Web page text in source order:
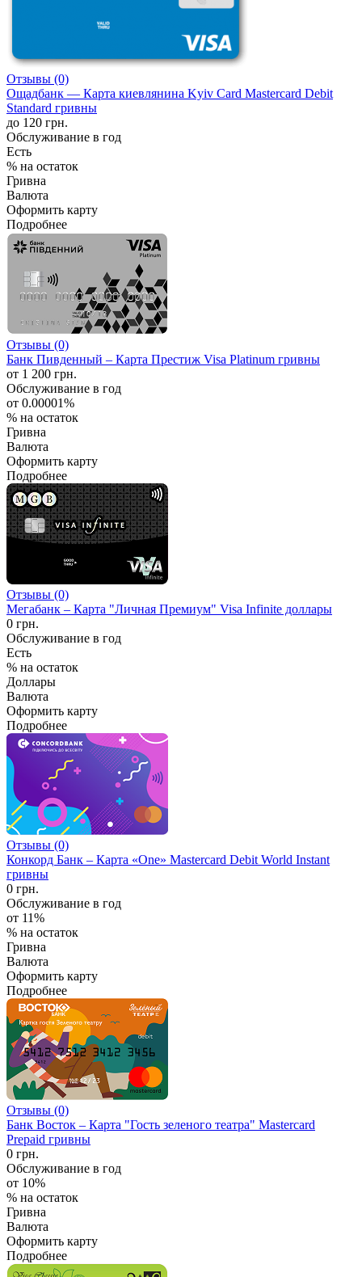
Отзывы (0)
Ощадбанк — Карта киевлянина Kyiv Card Mastercard Debit
Standard гривны
до 120 грн.
Обслуживание в год
Есть
% на остаток
Гривна
Валюта
Оформить карту
Подробнее
Отзывы (0)
Банк Пивденный – Карта Престиж Visa Platinum гривны
от 1 200 грн.
Обслуживание в год
от 0.00001%
% на остаток
Гривна
Валюта
Оформить карту
Подробнее
Отзывы (0)
Мегабанк – Карта "Личная Премиум" Visa Infinite доллары
0 грн.
Обслуживание в год
Есть
% на остаток
Доллары
Валюта
Оформить карту
Подробнее
Отзывы (0)
Конкорд Банк – Карта «One» Mastercard Debit World Instant
гривны
0 грн.
Обслуживание в год
от 11%
% на остаток
Гривна
Валюта
Оформить карту
Подробнее
Отзывы (0)
Банк Восток – Карта "Гость зеленого театра" Mastercard
Prepaid гривны
0 грн.
Обслуживание в год
от 10%
% на остаток
Гривна
Валюта
Оформить карту
Подробнее